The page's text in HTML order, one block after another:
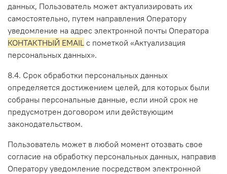
данных, Пользователь может актуализировать их
самостоятельно, путем направления Оператору
уведомление на адрес электронной почты Оператора
КОНТАКТНЫЙ EMAIL с пометкой «Актуализация
персональных данных».
8.4. Срок обработки персональных данных
определяется достижением целей, для которых были
собраны персональные данные, если иной срок не
предусмотрен договором или действующим
законодательством.
Пользователь может в любой момент отозвать свое
согласие на обработку персональных данных, направив
Оператору уведомление посредством электронной